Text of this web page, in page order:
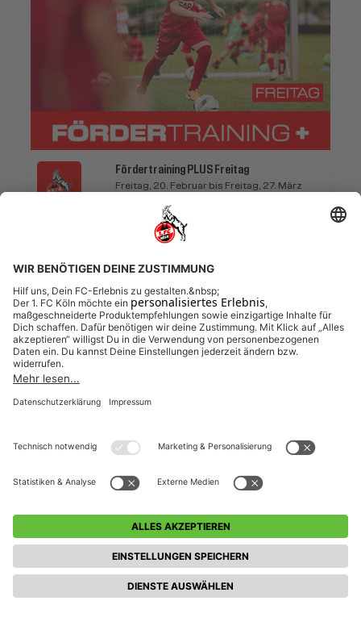
Fördertraining PLUS Freitag
Freitag, 20. Februar bis Freitag, 27. März
Fördertraining Plus Freitag
ANMELDEFENSTER GESCHLOSSEN
Anmeldeschluss 12. März 2026, 17:00 Uhr
90,00 EUR
Weitere Veranstaltungen entdecken
(Fördertraining Plus Freitag)